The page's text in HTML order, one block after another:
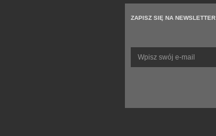
ZAPISZ SIĘ NA NEWSLETTER